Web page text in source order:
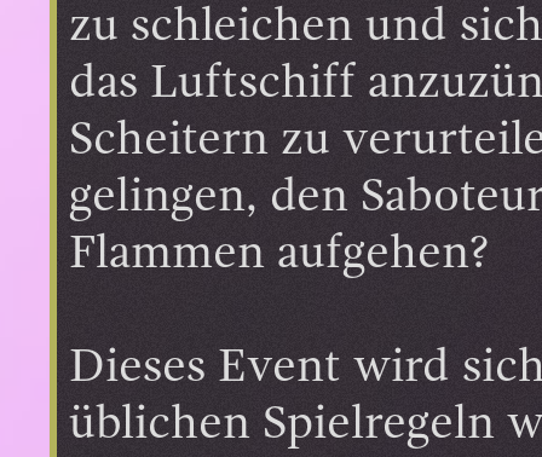
zu schleichen und
das Luftschiff
Scheitern zu
gelingen, den
Flammen aufgehen?
Dieses Event wird
üblichen Spielregeln